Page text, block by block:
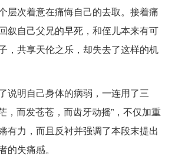
层次着意在痛悔自己的去取。接着痛
叙自己父兄的早死，和侄儿本来有可
，共享天伦之乐，却失去了这样的机
说明自己身体的病弱，一连用了三
，而发苍苍，而齿牙动摇”，不仅加重
有力，而且反衬并强调了本段末提出
的失痛感。